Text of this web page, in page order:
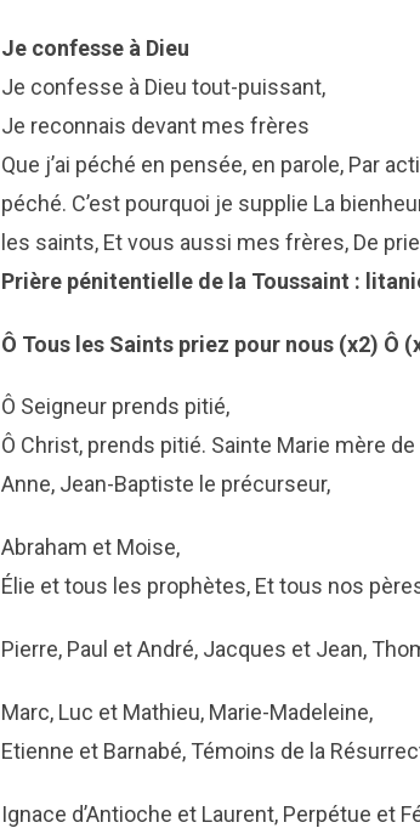
Je confesse à Dieu
Je confesse à Dieu tout-puissant,
Je reconnais devant mes frères
Que j’ai péché en pensée, en parole, Par
péché. C’est pourquoi je supplie La
les saints, Et vous aussi mes frères, De
Prière pénitentielle de la Toussaint :
Ô Tous les Saints priez pour nous (x2) Ô
Ô Seigneur prends pitié,
Ô Christ, prends pitié. Sainte Marie mère
Anne, Jean-Baptiste le précurseur,
Abraham et Moise,
Élie et tous les prophètes, Et tous nos
Pierre, Paul et André, Jacques et Jean,
Marc, Luc et Mathieu, Marie-Madeleine,
Etienne et Barnabé, Témoins de la
Ignace d’Antioche et Laurent, Perpétue et